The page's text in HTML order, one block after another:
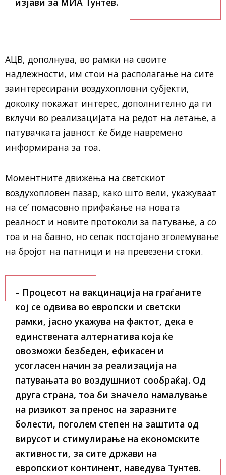
АЦВ, дополнува, во рамки на своите
надлежности, им стои на располагање на сите
заинтересирани воздухопловни субјекти,
доколку покажат интерес, дополнително да ги
вклучи во реализацијата на редот на летање, а
патувачката јавност ќе биде навремено
информирана за тоа.
Моментните движења на светскиот
воздухопловен пазар, како што вели, укажуваат
на се’ помасовно прифаќање на новата
реалност и новите протоколи за патување, а со
тоа и на бавно, но сепак постојано зголемување
на бројот на патници и на превезени стоки.
– Процесот на вакцинација на граѓаните
кој се одвива во европски и светски
рамки, јасно укажува на фактот, дека е
единствената алтернатива која ќе
овозможи безбеден, ефикасен и
усогласен начин за реализација на
патувањата во воздушниот сообраќај. Од
друга страна, тоа би значело намалување
на ризикот за пренос на заразните
болести, поголем степен на заштита од
вирусот и стимулирање на економските
активности, за сите држави на
европскиот континент, наведува Тунтев.